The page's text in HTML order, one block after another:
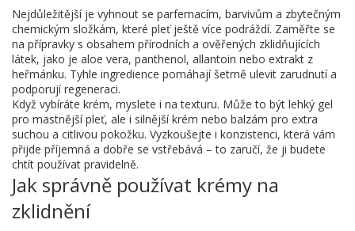
Nejdůležitější je vyhnout se parfemacím, barvivům a zbytečným
chemickým složkám, které pleť ještě více podráždí. Zaměřte se
na přípravky s obsahem přírodních a ověřených zklidňujících
látek, jako je aloe vera, panthenol, allantoin nebo extrakt z
heřmánku. Tyhle ingredience pomáhají šetrně ulevit zarudnutí a
podporují regeneraci.
Když vybíráte krém, myslete i na texturu. Může to být lehký gel
pro mastnější pleť, ale i silnější krém nebo balzám pro extra
suchou a citlivou pokožku. Vyzkoušejte i konzistenci, která vám
přijde příjemná a dobře se vstřebává – to zaručí, že ji budete
chtít používat pravidelně.
Jak správně používat krémy na
zklidnění